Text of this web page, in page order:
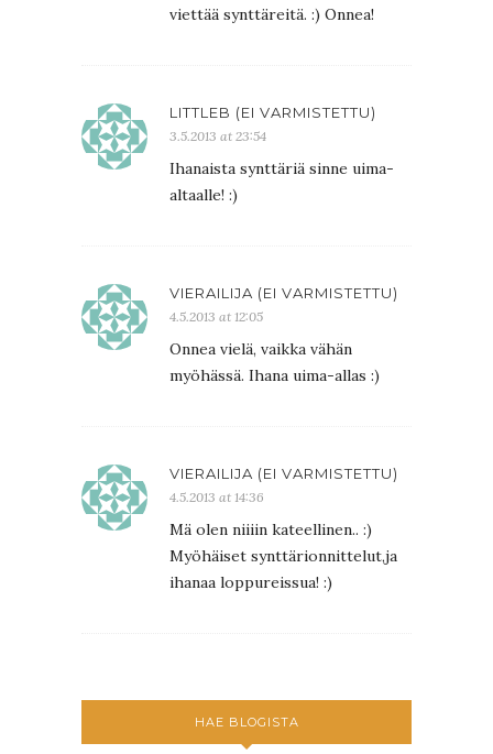
viettää synttäreitä. :) Onnea!
LITTLEB (EI VARMISTETTU)
3.5.2013 at 23:54
Ihanaista synttäriä sinne uima-
altaalle! :)
VIERAILIJA (EI VARMISTETTU)
4.5.2013 at 12:05
Onnea vielä, vaikka vähän
myöhässä. Ihana uima-allas :)
VIERAILIJA (EI VARMISTETTU)
4.5.2013 at 14:36
Mä olen niiiin kateellinen.. :)
Myöhäiset synttärionnittelut,ja
ihanaa loppureissua! :)
HAE BLOGISTA